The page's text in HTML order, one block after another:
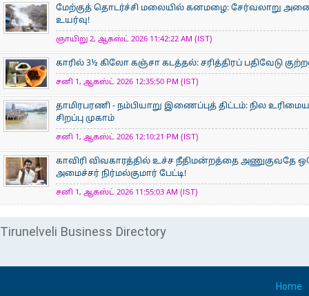
மேற்குத் தொடர்ச்சி மலையில் கனமழை: சேர்வலாறு அணை
உயர்வு!
ஞாயிறு 2, ஆகஸ்ட் 2026 11:42:22 AM (IST)
காரில் 3½ கிலோ கஞ்சா கடத்தல்: சரித்திரப் பதிவேடு
சனி 1, ஆகஸ்ட் 2026 12:35:50 PM (IST)
தாமிரபரணி - நம்பியாறு இணைப்புத் திட்டம்: நில
சிறப்பு முகாம்
சனி 1, ஆகஸ்ட் 2026 12:10:21 PM (IST)
காவிரி விவகாரத்தில் உச்ச நீதிமன்றத்தை அணுகுவதே
அமைச்சர் நிர்மல்குமார் பேட்டி!
சனி 1, ஆகஸ்ட் 2026 11:55:03 AM (IST)
Tirunelveli Business Directory
Home